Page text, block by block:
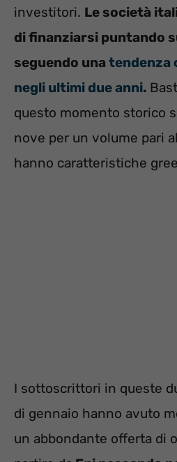
investitori. Le società
di finanziarsi puntando
seguendo una tendenza
negli ultimi due anni.
questo momento storico
nove per un volume pari
hanno caratteristiche
I sottoscrittori in queste
di gennaio hanno avuto
un abbondante offerta di